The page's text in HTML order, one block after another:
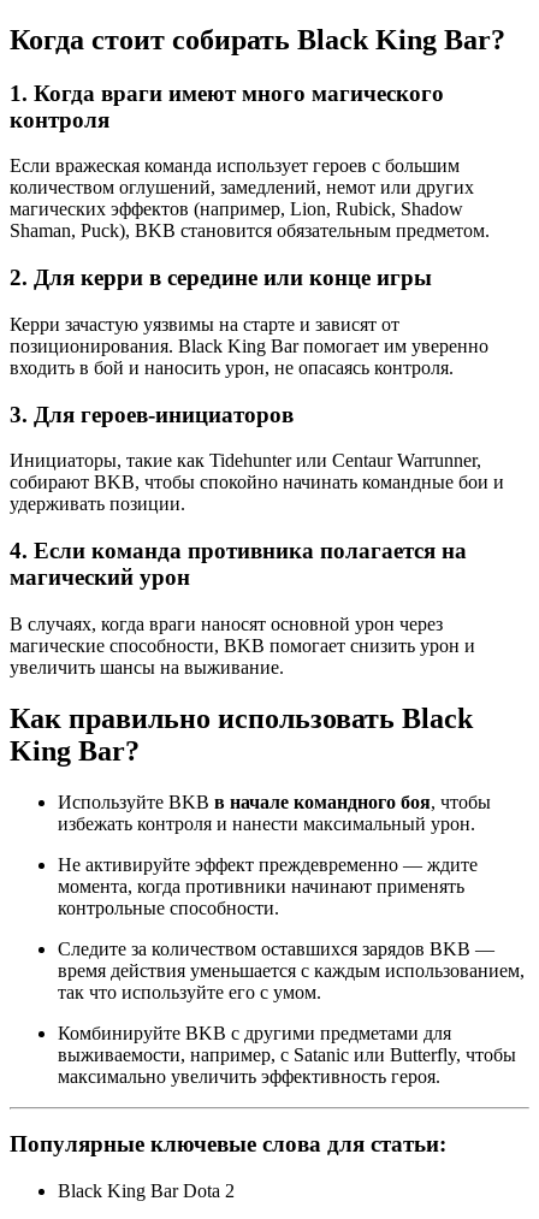
Когда стоит собирать Black King Bar?
1. Когда враги имеют много магического
контроля
Если вражеская команда использует героев с большим
количеством оглушений, замедлений, немот или других
магических эффектов (например, Lion, Rubick, Shadow
Shaman, Puck), BKB становится обязательным предметом.
2. Для керри в середине или конце игры
Керри зачастую уязвимы на старте и зависят от
позиционирования. Black King Bar помогает им уверенно
входить в бой и наносить урон, не опасаясь контроля.
3. Для героев-инициаторов
Инициаторы, такие как Tidehunter или Centaur Warrunner,
собирают BKB, чтобы спокойно начинать командные бои и
удерживать позиции.
4. Если команда противника полагается на
магический урон
В случаях, когда враги наносят основной урон через
магические способности, BKB помогает снизить урон и
увеличить шансы на выживание.
Как правильно использовать Black
King Bar?
Используйте BKB в начале командного боя, чтобы
избежать контроля и нанести максимальный урон.
Не активируйте эффект преждевременно — ждите
момента, когда противники начинают применять
контрольные способности.
Следите за количеством оставшихся зарядов BKB —
время действия уменьшается с каждым использованием,
так что используйте его с умом.
Комбинируйте BKB с другими предметами для
выживаемости, например, с Satanic или Butterfly, чтобы
максимально увеличить эффективность героя.
Популярные ключевые слова для статьи:
Black King Bar Dota 2